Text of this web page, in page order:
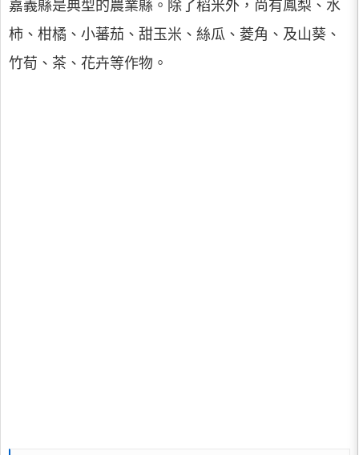
嘉義縣是典型的農業縣。除了稻米外，尚有鳳梨、水
柿、柑橘、小蕃茄、甜玉米、絲瓜、菱角、及山葵、
竹荀、茶、花卉等作物。